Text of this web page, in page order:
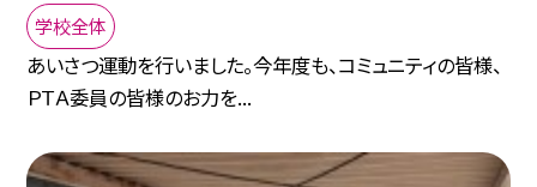
学校全体
あいさつ運動を行いました。今年度も、コミュニティの皆様、
ＰＴＡ委員の皆様のお力を...